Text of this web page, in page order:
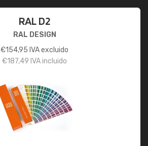
RAL D2
RAL DESIGN
€154,95 IVA excluido
€187,49 IVA incluido